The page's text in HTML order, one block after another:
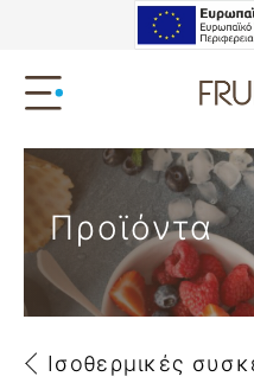
Προϊόντα
Ισοθερμικές